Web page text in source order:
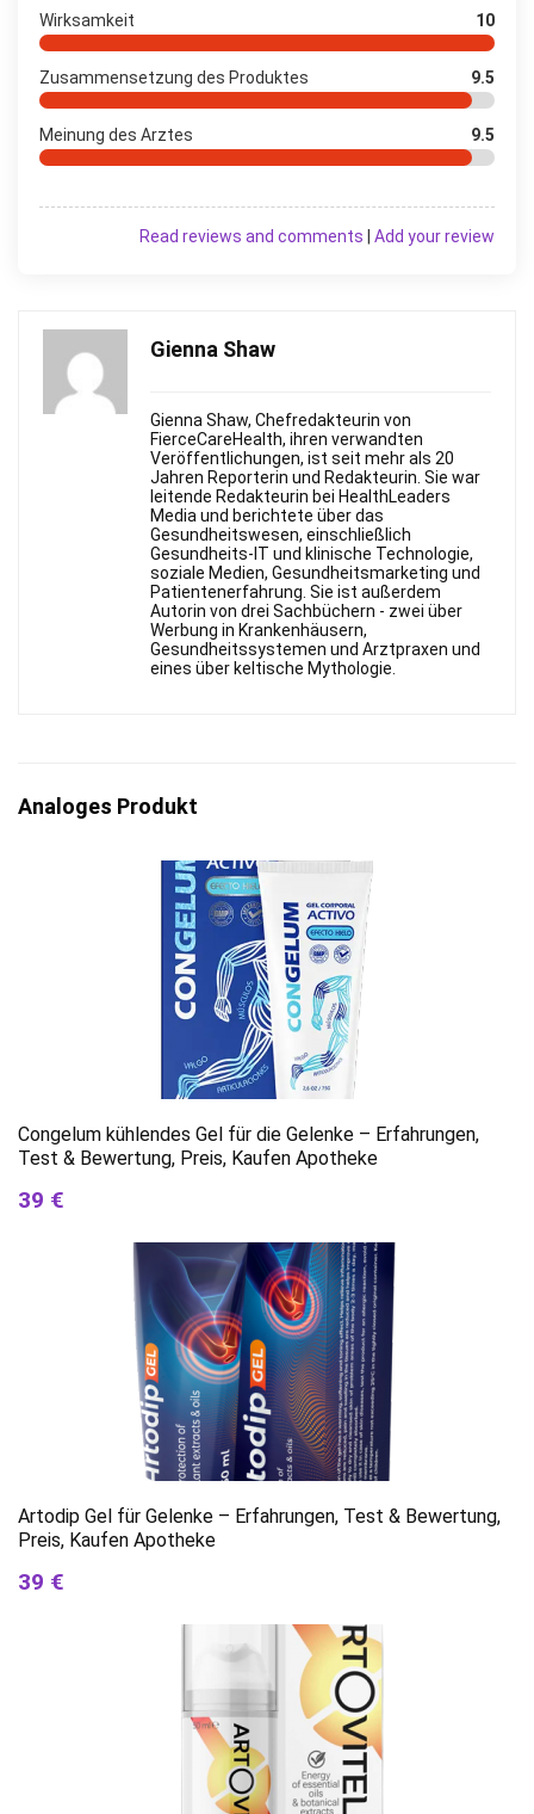
Wirksamkeit 10
Zusammensetzung des Produktes 9.5
Meinung des Arztes 9.5
Add your review
Read reviews and comments
Gienna Shaw
Gienna Shaw, Chefredakteurin von
FierceСareHealth, ihren verwandten
Veröffentlichungen, ist seit mehr als 20
Jahren Reporterin und Redakteurin. Sie war
leitende Redakteurin bei HealthLeaders
Media und berichtete über das
Gesundheitswesen, einschließlich
Gesundheits-IT und klinische Technologie,
soziale Medien, Gesundheitsmarketing und
Patientenerfahrung. Sie ist außerdem
Autorin von drei Sachbüchern - zwei über
Werbung in Krankenhäusern,
Gesundheitssystemen und Arztpraxen und
eines über keltische Mythologie.
Analoges Produkt
Congelum kühlendes Gel für die Gelenke – Erfahrungen,
Test & Bewertung, Preis, Kaufen Apotheke
39 €
Artodip Gel für Gelenke – Erfahrungen, Test & Bewertung,
Preis, Kaufen Apotheke
39 €